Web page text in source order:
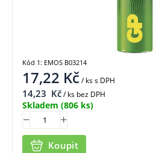
17,22 Kč/ kss DPH
14,23 Kč/ ks bez DPH
Skladem (806 ks)
Koupit
Kód 1: EMOS B03214